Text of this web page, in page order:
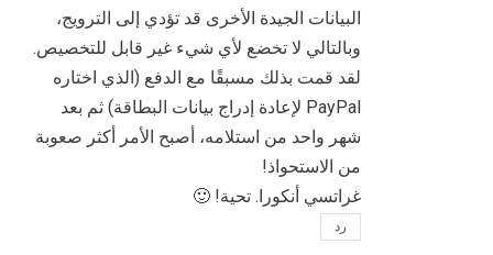
البيانات الجيدة الأخرى قد تؤدي إلى الترويج،
وبالتالي لا تخضع لأي شيء غير قابل للتخصيص.
لقد قمت بذلك مسبقًا مع الدفع (الذي اختاره
PayPal لإعادة إدراج بيانات البطاقة) ثم بعد
شهر واحد من استلامه، أصبح الأمر أكثر صعوبة
من الاستحواذ!
غراتسي أنكورا. تحية! 🙂
رد